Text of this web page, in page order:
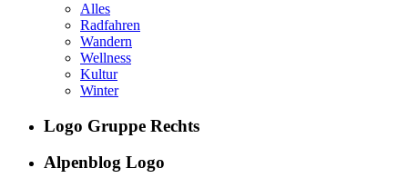
Alles
Radfahren
Wandern
Wellness
Kultur
Winter
Logo Gruppe Rechts
Alpenblog Logo